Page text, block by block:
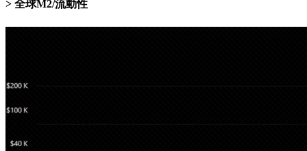
全球M2/流動性